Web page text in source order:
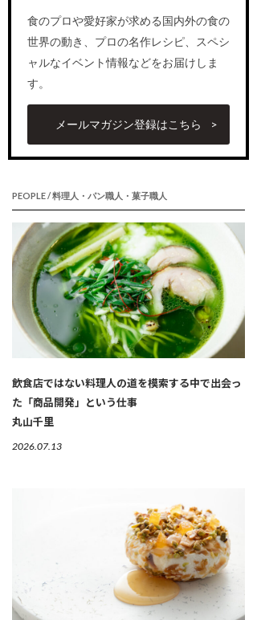
食のプロや愛好家が求める国内外の食の
世界の動き、プロの名作レシピ、スペシ
ャルなイベント情報などをお届けしま
す。
メールマガジン登録はこちら
PEOPLE / 料理人・パン職人・菓子職人
飲食店ではない料理人の道を模索する中で出会っ
た「商品開発」という仕事
丸山千里
2026.07.13